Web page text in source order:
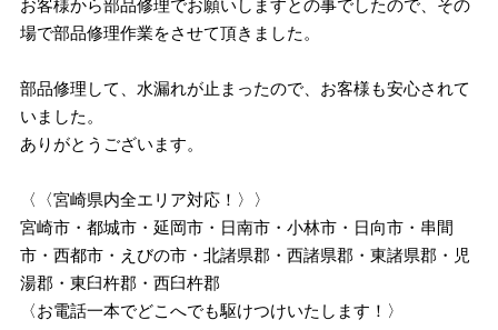
お客様から部品修理でお願いしますとの事でしたので、その
場で部品修理作業をさせて頂きました。
部品修理して、水漏れが止まったので、お客様も安心されて
いました。
ありがとうございます。
〈〈宮崎県内全エリア対応！〉〉
宮崎市・都城市・延岡市・日南市・小林市・日向市・串間
市・西都市・えびの市・北諸県郡・西諸県郡・東諸県郡・児
湯郡・東臼杵郡・西臼杵郡
〈お電話一本でどこへでも駆けつけいたします！〉